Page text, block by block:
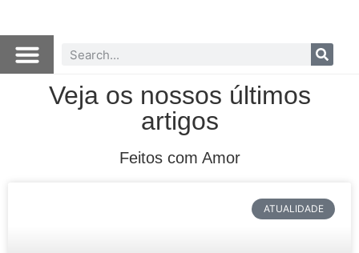
Veja os nossos últimos
artigos
Feitos com Amor
ATUALIDADE